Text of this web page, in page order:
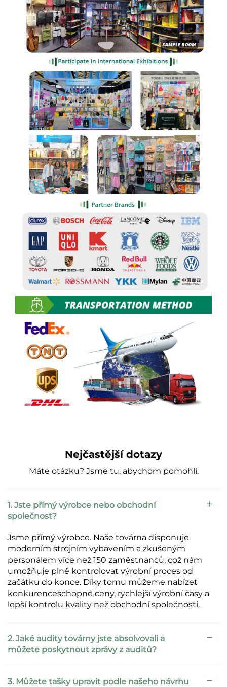
Nejčastější dotazy
Máte otázku? Jsme tu, abychom pomohli.
1. Jste přímý výrobce nebo obchodní
společnost?
Jsme přímý výrobce. Naše továrna disponuje
moderním strojním vybavením a zkušeným
personálem více než 150 zaměstnanců, což nám
umožňuje plně kontrolovat výrobní proces od
začátku do konce. Díky tomu můžeme nabízet
konkurenceschopné ceny, rychlejší výrobní časy a
lepší kontrolu kvality než obchodní společnosti.
2. Jaké audity továrny jste absolvovali a
můžete poskytnout zprávy z auditů?
3. Můžete tašky upravit podle našeho návrhu